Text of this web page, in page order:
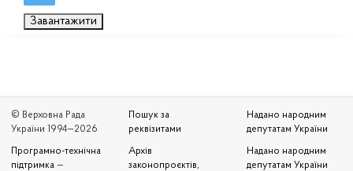
Завантажити
© Верховна Рада
України 1994—2026
Програмно-технічна
підтримка —
Пошук за
реквізитами
Архів
законопроєктів,
Надано народним
депутатам України
Надано народним
депутатам України